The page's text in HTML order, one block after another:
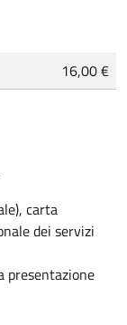
16,00 €
carta
dei servizi
presentazione